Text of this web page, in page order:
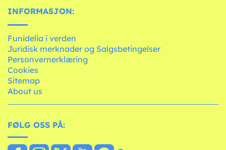
INFORMASJON:
Funidelia i verden
Juridisk merknader og Salgsbetingelser
Personvernerklæring
Cookies
Sitemap
About us
FØLG OSS PÅ: